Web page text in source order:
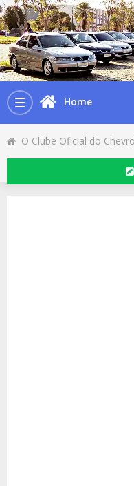
Toggle
navigation
Home
O Clube Oficial do